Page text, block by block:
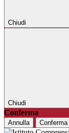
Chiudi
Chiudi
Conferma
Annulla Conferma